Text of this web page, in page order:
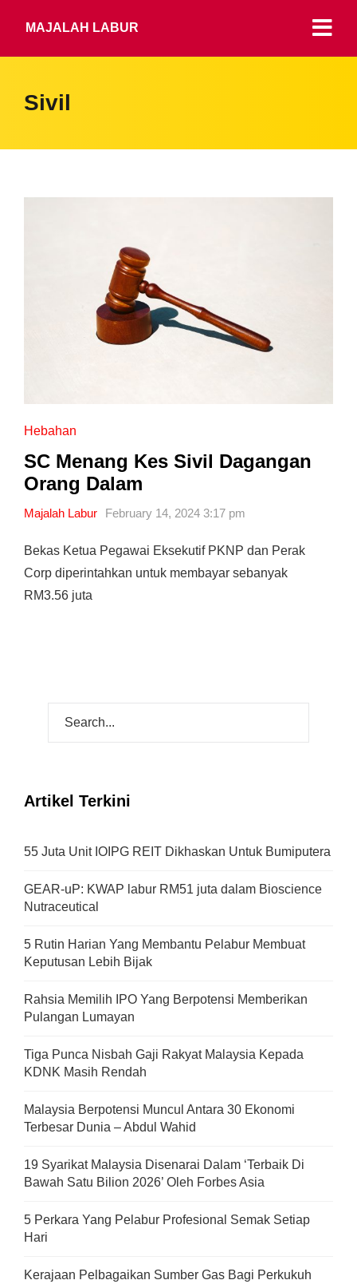
MAJALAH LABUR
Sivil
Hebahan
SC Menang Kes Sivil Dagangan
Orang Dalam
Majalah Labur February 14, 2024 3:17 pm
Bekas Ketua Pegawai Eksekutif PKNP dan Perak
Corp diperintahkan untuk membayar sebanyak
RM3.56 juta
Artikel Terkini
55 Juta Unit IOIPG REIT Dikhaskan Untuk Bumiputera
GEAR-uP: KWAP labur RM51 juta dalam Bioscience
Nutraceutical
5 Rutin Harian Yang Membantu Pelabur Membuat
Keputusan Lebih Bijak
Rahsia Memilih IPO Yang Berpotensi Memberikan
Pulangan Lumayan
Tiga Punca Nisbah Gaji Rakyat Malaysia Kepada
KDNK Masih Rendah
Malaysia Berpotensi Muncul Antara 30 Ekonomi
Terbesar Dunia – Abdul Wahid
19 Syarikat Malaysia Disenarai Dalam ‘Terbaik Di
Bawah Satu Bilion 2026’ Oleh Forbes Asia
5 Perkara Yang Pelabur Profesional Semak Setiap
Hari
Kerajaan Pelbagaikan Sumber Gas Bagi Perkukuh